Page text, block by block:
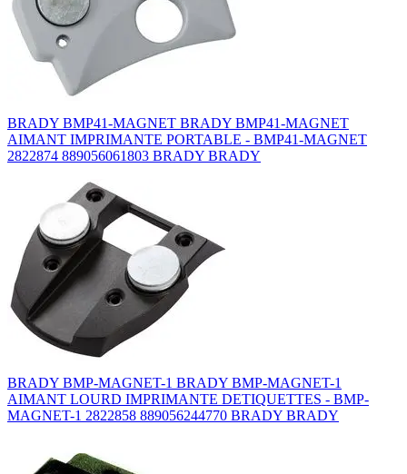
BRADY BMP41-MAGNET BRADY BMP41-MAGNET
AIMANT IMPRIMANTE PORTABLE - BMP41-MAGNET
2822874 889056061803 BRADY BRADY
BRADY BMP-MAGNET-1 BRADY BMP-MAGNET-1
AIMANT LOURD IMPRIMANTE DETIQUETTES - BMP-
MAGNET-1 2822858 889056244770 BRADY BRADY